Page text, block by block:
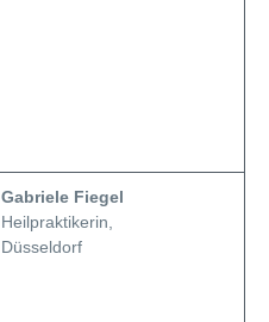
Gabriele Fiegel
Heilpraktikerin,
Düsseldorf